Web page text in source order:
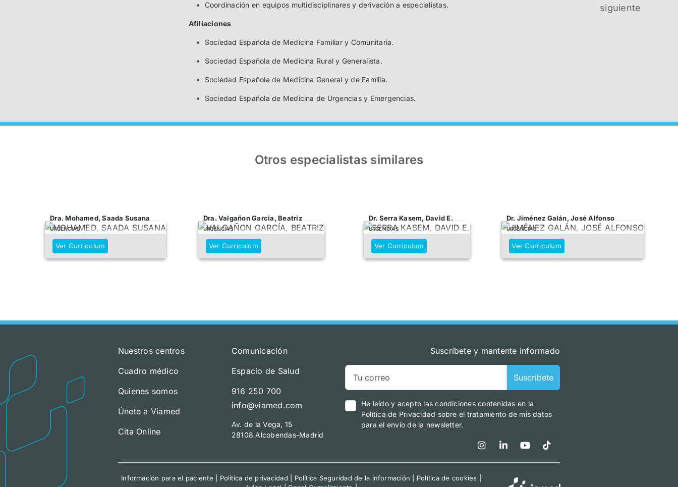
Coordinación en equipos multidisciplinares y derivación a especialistas.
Afiliaciones
Sociedad Española de Medicina Familiar y Comunitaria.
Sociedad Española de Medicina Rural y Generalista.
Sociedad Española de Medicina General y de Familia.
Sociedad Española de Medicina de Urgencias y Emergencias.
siguiente
Otros especialistas similares
Dra. Mohamed, Saada Susana
URGENCIAS
Ver Curriculum
Dra. Valgañon García, Beatriz
URGENCIAS
Ver Curriculum
Dr. Serra Kasem, David E.
URGENCIAS
Ver Curriculum
Dr. Jiménez Galán, José Alfonso
URGENCIAS
Ver Curriculum
Nuestros centros
Cuadro médico
Quienes somos
Únete a Viamed
Cita Online
Comunicación
Espacio de Salud
916 250 700
info@viamed.com
Av. de la Vega, 15
28108 Alcobendas-Madrid
Suscríbete y mantente informado
Suscribete
He leído y acepto las condiciones contenidas en la
Política de Privacidad sobre el tratamiento de mis datos
para el envío de la newsletter.
Información para el paciente Política de privacidad Política Seguridad de la información Política de cookies